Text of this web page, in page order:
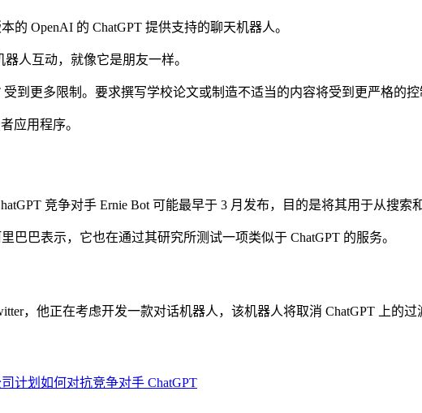
OpenAI 的 ChatGPT 提供支持的聊天机器人。
人互动，就像它是朋友一样。
到更多限制。要求撰写学校论文或制造不适当的内容将受到更严格的控
应用程序。
竞争对手 Ernie Bot 可能最早于 3 月发布，目的是将其用于从搜索
巴表示，它也在通过其研究所测试一项类似于 ChatGPT 的服务。
，他正在考虑开发一款对话机器人，该机器人将取消 ChatGPT 上的过
计划如何对抗竞争对手 ChatGPT